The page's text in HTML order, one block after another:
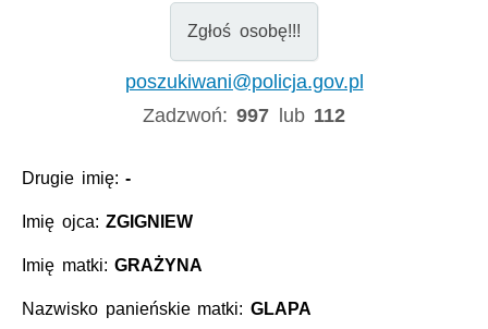
Zgłoś osobę!!!
poszukiwani@policja.gov.pl
Zadzwoń:997 lub 112
Drugie imię:-
Imię ojca:ZGIGNIEW
Imię matki:GRAŻYNA
Nazwisko panieńskie matki: GLAPA